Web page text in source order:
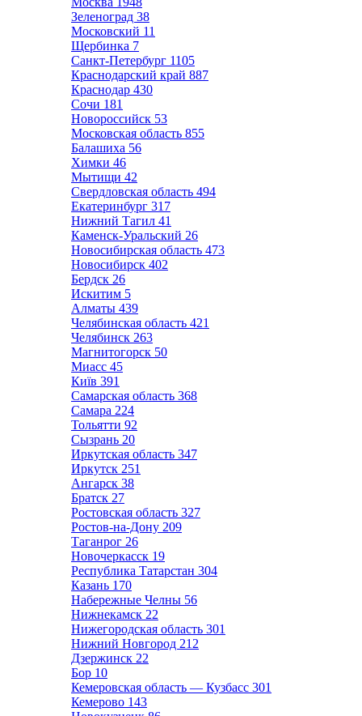
Зеленоград 38
Московский 11
Щербинка 7
Санкт-Петербург 1105
Краснодарский край 887
Краснодар 430
Сочи 181
Новороссийск 53
Московская область 855
Балашиха 56
Химки 46
Мытищи 42
Свердловская область 494
Екатеринбург 317
Нижний Тагил 41
Каменск-Уральский 26
Новосибирская область 473
Новосибирск 402
Бердск 26
Искитим 5
Алматы 439
Челябинская область 421
Челябинск 263
Магнитогорск 50
Миасс 45
Київ 391
Самарская область 368
Самара 224
Тольятти 92
Сызрань 20
Иркутская область 347
Иркутск 251
Ангарск 38
Братск 27
Ростовская область 327
Ростов-на-Дону 209
Таганрог 26
Новочеркасск 19
Республика Татарстан 304
Казань 170
Набережные Челны 56
Нижнекамск 22
Нижегородская область 301
Нижний Новгород 212
Дзержинск 22
Бор 10
Кемеровская область — Кузбасс 301
Кемерово 143